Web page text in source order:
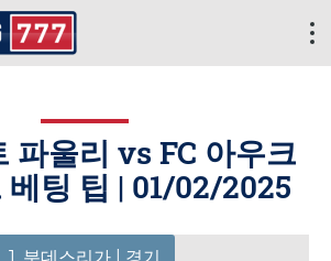
파울리 vs FC 아우크
팅 팁 | 01/02/2025